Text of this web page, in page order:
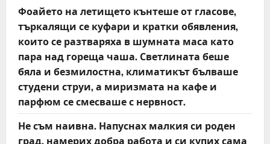
Фоайето на летището кънтеше от гласове,
търкалящи се куфари и кратки обявления,
които се разтваряха в шумната маса като
пара над гореща чаша. Светлината беше
бяла и безмилостна, климатикът бълваше
студени струи, а миризмата на кафе и
парфюм се смесваше с нервност.
Не съм наивна. Напуснах малкия си роден
град, намерих добра работа и си купих сама